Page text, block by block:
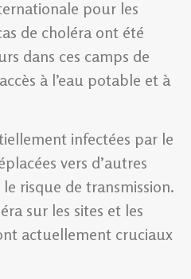
pour les
de choléra ont été
dans ces camps de
à l’eau potable et à
infectées par le
vers d’autres
risque de transmission.
sur les sites et les
actuellement cruciaux